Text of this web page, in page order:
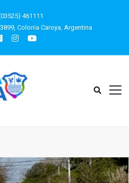
461111
Colonia Caroya, Argentina